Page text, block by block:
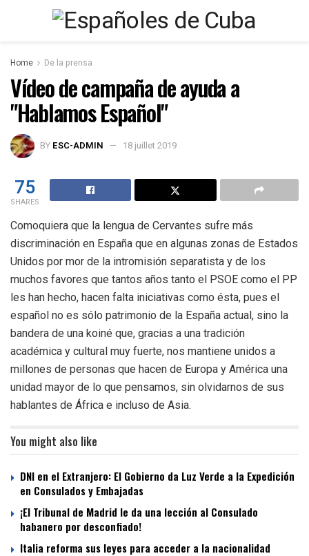
Home De la prensa
Vídeo de campaña de ayuda a
"Hablamos Español"
BY ESC-ADMIN 18 juillet 2019
75
SHARES
Comoquiera que la lengua de Cervantes sufre más
discriminación en España que en algunas zonas de Estados
Unidos por mor de la intromisión separatista y de los
muchos favores que tantos años tanto el PSOE como el PP
les han hecho, hacen falta iniciativas como ésta, pues el
español no es sólo patrimonio de la España actual, sino la
bandera de una koiné que, gracias a una tradición
académica y cultural muy fuerte, nos mantiene unidos a
millones de personas que hacen de Europa y América una
unidad mayor de lo que pensamos, sin olvidarnos de sus
hablantes de África e incluso de Asia.
You might also like
DNI en el Extranjero: El Gobierno da Luz Verde a la Expedición
en Consulados y Embajadas
¡El Tribunal de Madrid le da una lección al Consulado
habanero por desconfiado!
Italia reforma sus leyes para acceder a la nacionalidad